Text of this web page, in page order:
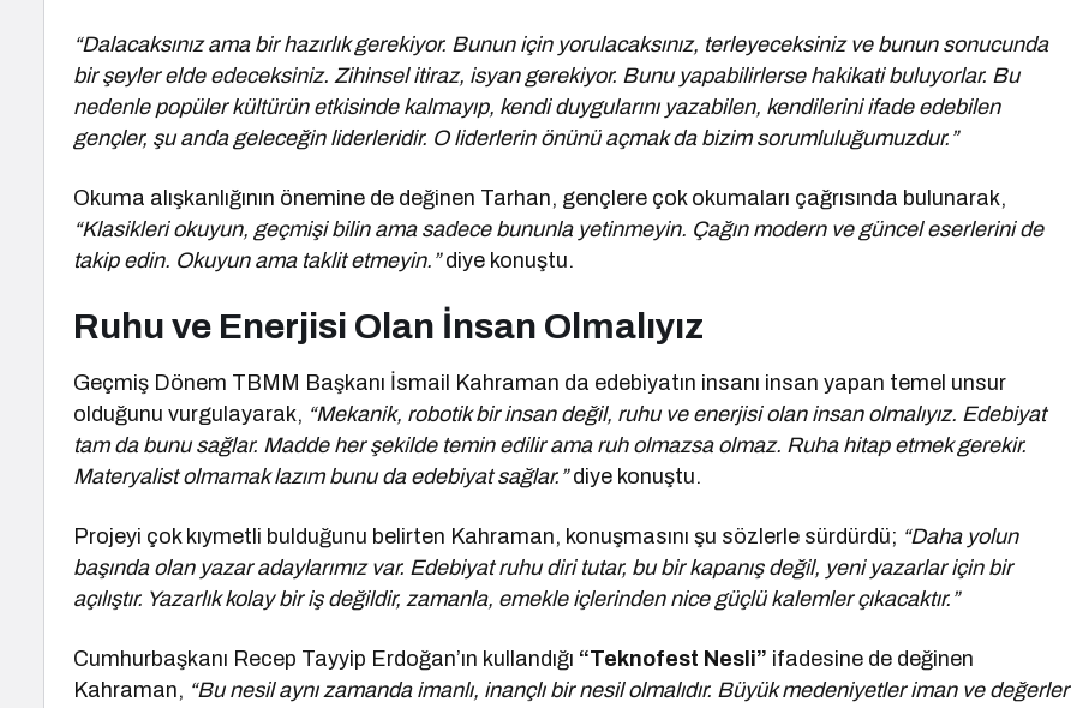
“Dalacaksınız ama bir hazırlık gerekiyor. Bunun için yorulacaksınız, terleyeceksiniz ve bunun sonucunda
bir şeyler elde edeceksiniz. Zihinsel itiraz, isyan gerekiyor. Bunu yapabilirlerse hakikati buluyorlar. Bu
nedenle popüler kültürün etkisinde kalmayıp, kendi duygularını yazabilen, kendilerini ifade edebilen
gençler, şu anda geleceğin liderleridir. O liderlerin önünü açmak da bizim sorumluluğumuzdur.”
Okuma alışkanlığının önemine de değinen Tarhan, gençlere çok okumaları çağrısında bulunarak,
“Klasikleri okuyun, geçmişi bilin ama sadece bununla yetinmeyin. Çağın modern ve güncel eserlerini de
takip edin. Okuyun ama taklit etmeyin.”diye konuştu.
Ruhu ve Enerjisi Olan İnsan Olmalıyız
Geçmiş Dönem TBMM Başkanı İsmail Kahraman da edebiyatın insanı insan yapan temel unsur
olduğunu vurgulayarak, “Mekanik, robotik bir insan değil, ruhu ve enerjisi olan insan olmalıyız. Edebiyat
tam da bunu sağlar. Madde her şekilde temin edilir ama ruh olmazsa olmaz. Ruha hitap etmek gerekir.
Materyalist olmamak lazım bunu da edebiyat sağlar.”diye konuştu.
Projeyi çok kıymetli bulduğunu belirten Kahraman, konuşmasını şu sözlerle sürdürdü; “Daha yolun
başında olan yazar adaylarımız var. Edebiyat ruhu diri tutar, bu bir kapanış değil, yeni yazarlar için bir
açılıştır. Yazarlık kolay bir iş değildir, zamanla, emekle içlerinden nice güçlü kalemler çıkacaktır.”
Cumhurbaşkanı Recep Tayyip Erdoğan’ın kullandığı “Teknofest Nesli” ifadesine de değinen
Kahraman, “Bu nesil aynı zamanda imanlı, inançlı bir nesil olmalıdır. Büyük medeniyetler iman ve değerler